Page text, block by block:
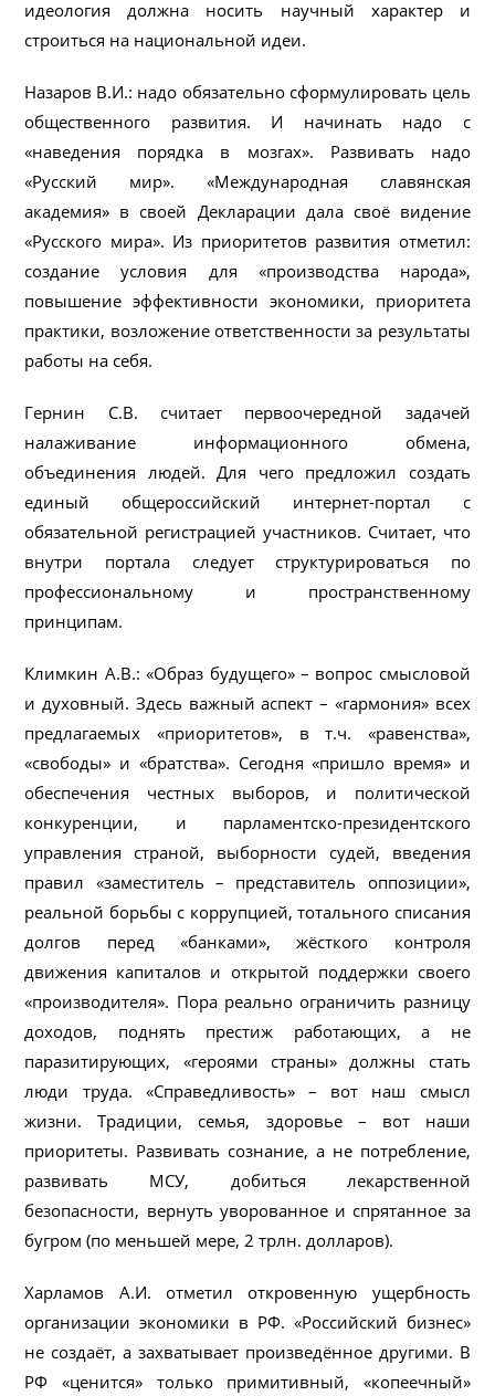
идеология должна носить научный характер и
строиться на национальной идеи.
Назаров В.И.: надо обязательно сформулировать цель
общественного развития. И начинать надо с
«наведения порядка в мозгах». Развивать надо
«Русский мир». «Международная славянская
академия» в своей Декларации дала своё видение
«Русского мира». Из приоритетов развития отметил:
создание условия для «производства народа»,
повышение эффективности экономики, приоритета
практики, возложение ответственности за результаты
работы на себя.
Гернин С.В. считает первоочередной задачей
налаживание информационного обмена,
объединения людей. Для чего предложил создать
единый общероссийский интернет-портал с
обязательной регистрацией участников. Считает, что
внутри портала следует структурироваться по
профессиональному и пространственному
принципам.
Климкин А.В.: «Образ будущего» – вопрос смысловой
и духовный. Здесь важный аспект – «гармония» всех
предлагаемых «приоритетов», в т.ч. «равенства»,
«свободы» и «братства». Сегодня «пришло время» и
обеспечения честных выборов, и политической
конкуренции, и парламентско-президентского
управления страной, выборности судей, введения
правил «заместитель – представитель оппозиции»,
реальной борьбы с коррупцией, тотального списания
долгов перед «банками», жёсткого контроля
движения капиталов и открытой поддержки своего
«производителя». Пора реально ограничить разницу
доходов, поднять престиж работающих, а не
паразитирующих, «героями страны» должны стать
люди труда. «Справедливость» – вот наш смысл
жизни. Традиции, семья, здоровье – вот наши
приоритеты. Развивать сознание, а не потребление,
развивать МСУ, добиться лекарственной
безопасности, вернуть уворованное и спрятанное за
бугром (по меньшей мере, 2 трлн. долларов).
Харламов А.И. отметил откровенную ущербность
организации экономики в РФ. «Российский бизнес»
не создаёт, а захватывает произведённое другими. В
РФ «ценится» только примитивный, «копеечный»